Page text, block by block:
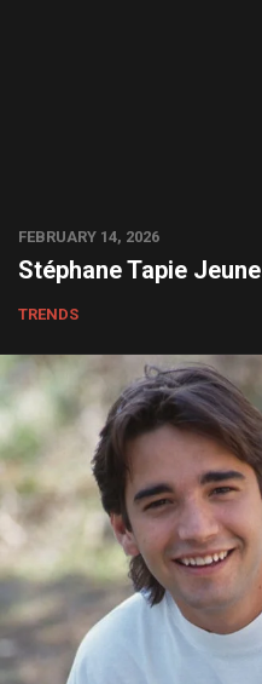
FEBRUARY 14, 2026
Stéphane Tapie Jeune
TRENDS